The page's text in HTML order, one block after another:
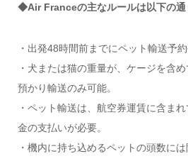
◆Air Franceの主なルールは以下の通
・出発48時間前までにペット輸送予約
・犬または猫の重量が、ケージを含
預かり輸送のみ可能。
・ペット輸送は、航空券運賃に含ま
金の支払いが必要。
・機内に持ち込めるペットの頭数に